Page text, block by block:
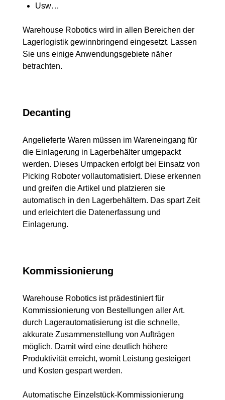
Usw…
Warehouse Robotics wird in allen Bereichen der
Lagerlogistik gewinnbringend eingesetzt. Lassen
Sie uns einige Anwendungsgebiete näher
betrachten.
Decanting
Angelieferte Waren müssen im Wareneingang für
die Einlagerung in Lagerbehälter umgepackt
werden. Dieses Umpacken erfolgt bei Einsatz von
Picking Roboter vollautomatisiert. Diese erkennen
und greifen die Artikel und platzieren sie
automatisch in den Lagerbehältern. Das spart Zeit
und erleichtert die Datenerfassung und
Einlagerung.
Kommissionierung
Warehouse Robotics ist prädestiniert für
Kommissionierung von Bestellungen aller Art.
durch Lagerautomatisierung ist die schnelle,
akkurate Zusammenstellung von Aufträgen
möglich. Damit wird eine deutlich höhere
Produktivität erreicht, womit Leistung gesteigert
und Kosten gespart werden.
Automatische Einzelstück-Kommissionierung